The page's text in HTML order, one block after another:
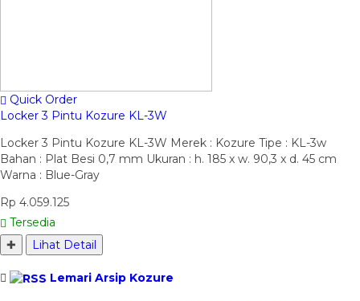
Quick Order
Locker 3 Pintu Kozure KL-3W
Locker 3 Pintu Kozure KL-3W Merek : Kozure Tipe : KL-3w
Bahan : Plat Besi 0,7 mm Ukuran : h. 185 x w. 90,3 x d. 45 cm
Warna : Blue-Gray
Rp 4.059.125
Tersedia
✚
Lihat Detail
Lemari Arsip Kozure